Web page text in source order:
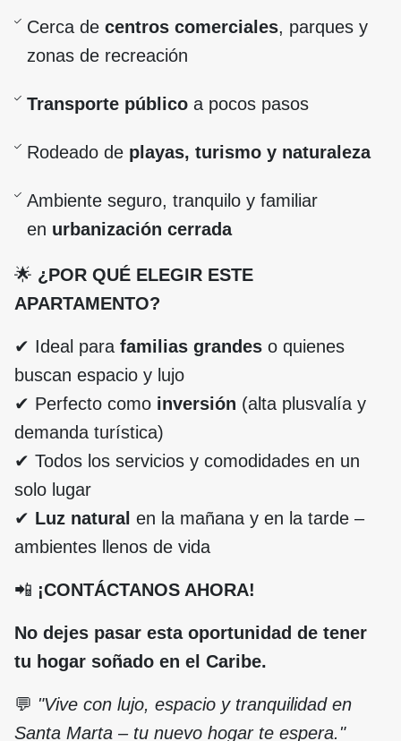
Cerca de centros comerciales, parques y
zonas de recreación
Transporte público a pocos pasos
Rodeado de playas, turismo y naturaleza
Ambiente seguro, tranquilo y familiar
en urbanización cerrada
🌟 ¿POR QUÉ ELEGIR ESTE
APARTAMENTO?
✔ Ideal para familias grandes o quienes
buscan espacio y lujo
✔ Perfecto como inversión (alta plusvalía y
demanda turística)
✔ Todos los servicios y comodidades en un
solo lugar
✔ Luz natural en la mañana y en la tarde –
ambientes llenos de vida
📲 ¡CONTÁCTANOS AHORA!
No dejes pasar esta oportunidad de tener
tu hogar soñado en el Caribe.
💬 "Vive con lujo, espacio y tranquilidad en
Santa Marta – tu nuevo hogar te espera."